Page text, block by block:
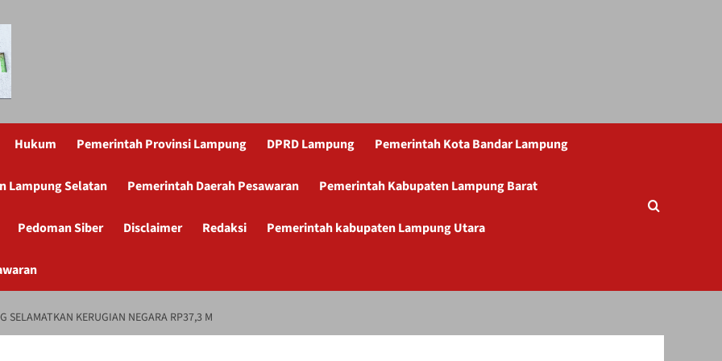
Hukum Pemerintah Provinsi Lampung DPRD Lampung Pemerintah Kota Bandar Lampung
Lampung Selatan Pemerintah Daerah Pesawaran Pemerintah Kabupaten Lampung Barat
Pedoman Siber Disclaimer Redaksi Pemerintah kabupaten Lampung Utara
SELAMATKAN KERUGIAN NEGARA RP37,3 M